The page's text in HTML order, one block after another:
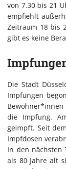
von 7.30 bis 21
empfiehlt
Zeitraum 18 bis
gibt es keine
Die Stadt
Impfungen
die Impfung.
geimpft. Seit
Impfdosen
In den nächsten
als 80 Jahre alt